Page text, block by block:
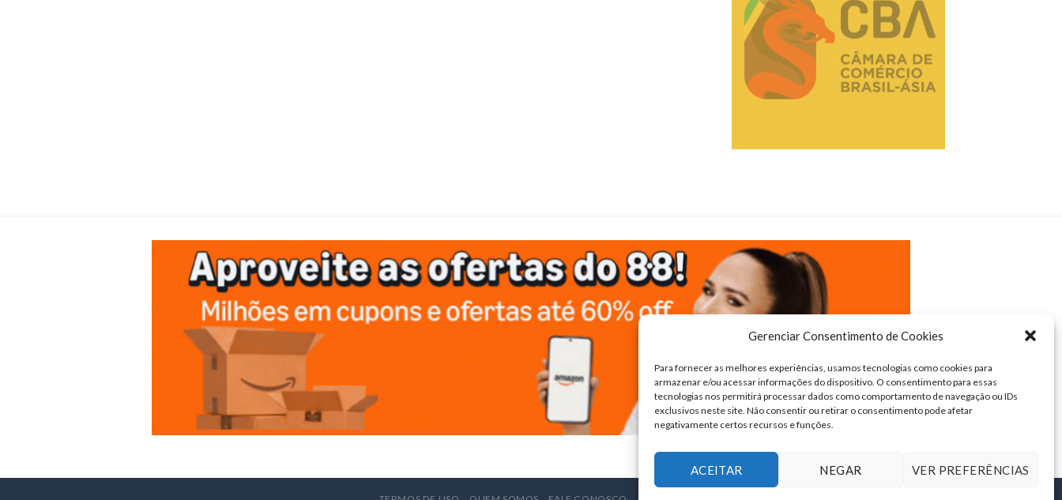
Gerenciar Consentimento de Cookies
Para fornecer as melhores experiências, usamos tecnologias como cookies para
armazenar e/ou acessar informações do dispositivo. O consentimento para essas
tecnologias nos permitirá processar dados como comportamento de navegação ou IDs
exclusivos neste site. Não consentir ou retirar o consentimento pode afetar
negativamente certos recursos e funções.
ACEITAR NEGAR VER PREFERÊNCIAS